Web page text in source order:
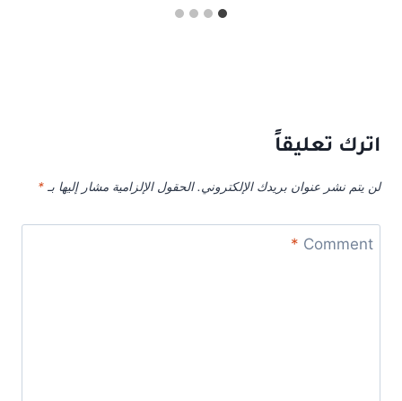
اترك تعليقاً
لن يتم نشر عنوان بريدك الإلكتروني. الحقول الإلزامية مشار إليها بـ *
Comment
*